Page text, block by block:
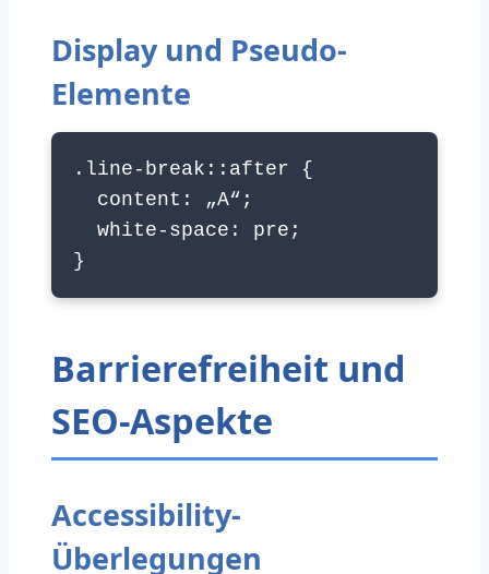
Display und Pseudo-
Elemente
.line-break::after {
content: „A“;
white-space: pre;
}
Barrierefreiheit und
SEO-Aspekte
Accessibility-
Überlegungen